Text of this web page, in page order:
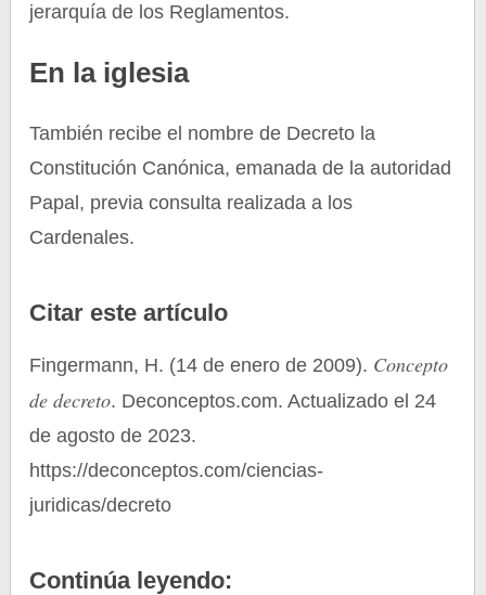
jerarquía de los Reglamentos.
En la iglesia
También recibe el nombre de Decreto la
Constitución Canónica, emanada de la autoridad
Papal, previa consulta realizada a los
Cardenales.
Citar este artículo
Fingermann, H. (14 de enero de 2009). Concepto
de decreto. Deconceptos.com. Actualizado el 24
de agosto de 2023.
https://deconceptos.com/ciencias-
juridicas/decreto
Continúa leyendo: